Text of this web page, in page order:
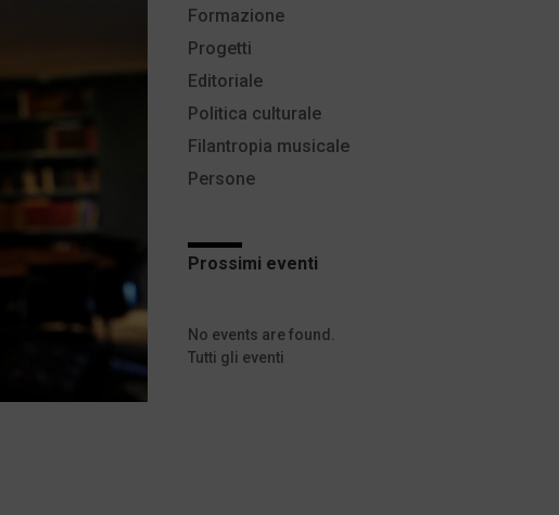
Editoriale
Persone
Progetti
Politica culturale
Filantropia musicale
Formazione
Prossimi eventi
No events are found.
Tutti gli eventi